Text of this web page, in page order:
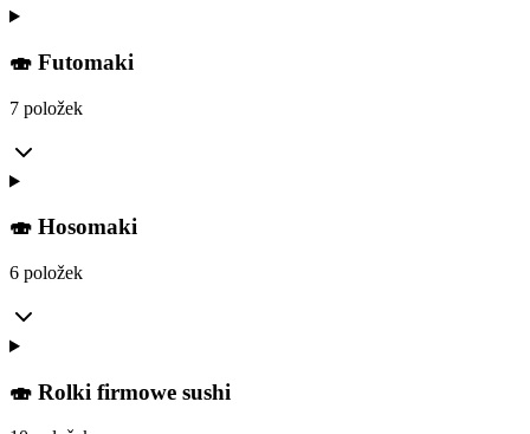
🍣 Futomaki
7 položek
🍣 Hosomaki
6 položek
🍣 Rolki firmowe sushi